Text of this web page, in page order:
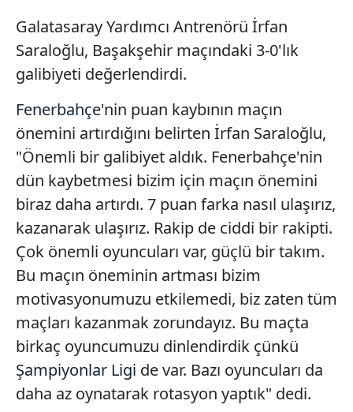
Galatasaray Yardımcı Antrenörü İrfan
Saraloğlu, Başakşehir maçındaki 3-0'lık
galibiyeti değerlendirdi.
Fenerbahçe'nin puan kaybının maçın
önemini artırdığını belirten İrfan Saraloğlu,
"Önemli bir galibiyet aldık. Fenerbahçe'nin
dün kaybetmesi bizim için maçın önemini
biraz daha artırdı. 7 puan farka nasıl ulaşırız,
kazanarak ulaşırız. Rakip de ciddi bir rakipti.
Çok önemli oyuncuları var, güçlü bir takım.
Bu maçın öneminin artması bizim
motivasyonumuzu etkilemedi, biz zaten tüm
maçları kazanmak zorundayız. Bu maçta
birkaç oyuncumuzu dinlendirdik çünkü
Şampiyonlar Ligi de var. Bazı oyuncuları da
daha az oynatarak rotasyon yaptık" dedi.